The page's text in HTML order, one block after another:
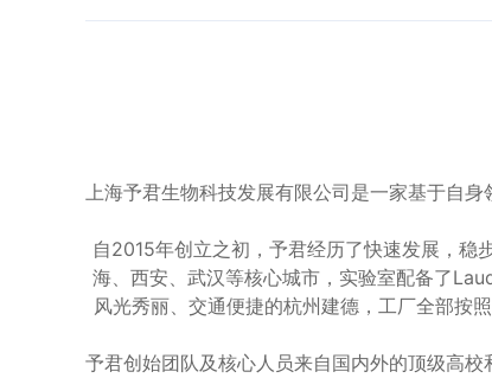
上海予君生物科技发展有限公司是一家基于自
自2015年创立之初，予君经历了快速发展，稳
海、西安、武汉等核心城市，实验室配备了
风光秀丽、交通便捷的杭州建德，工厂全部按
予君创始团队及核心人员来自国内外的顶级高